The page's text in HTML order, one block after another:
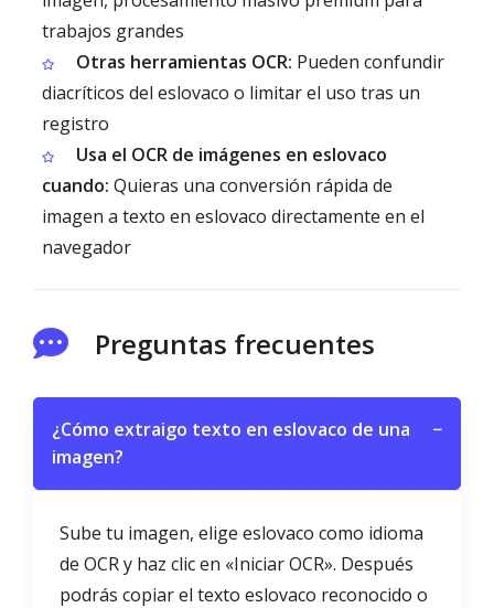
trabajos grandes
Otras herramientas OCR: Pueden confundir
diacríticos del eslovaco o limitar el uso tras un
registro
Usa el OCR de imágenes en eslovaco
cuando: Quieras una conversión rápida de
imagen a texto en eslovaco directamente en el
navegador
Preguntas frecuentes
¿Cómo extraigo texto en eslovaco de una
imagen?
−
Sube tu imagen, elige eslovaco como idioma
de OCR y haz clic en «Iniciar OCR». Después
podrás copiar el texto eslovaco reconocido o